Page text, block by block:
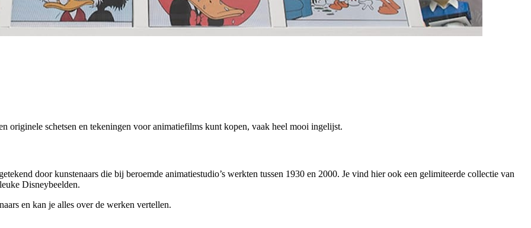
originele schetsen en tekeningen voor animatiefilms kunt kopen, vaak heel mooi ingelijst.
door kunstenaars die bij beroemde animatiestudio’s werkten tussen 1930 en 2000. Je vind hier ook een gelimiteerde collectie van
Disneybeelden.
en kan je alles over de werken vertellen.